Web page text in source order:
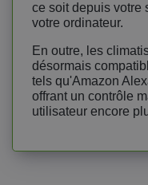
ce soit depuis votre
votre ordinateur.
En outre, les
désormais
tels qu'Amazon
offrant un contrôle
utilisateur encore